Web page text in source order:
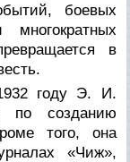
боевых
в
году Э. И.
по созданию
того, она
«Чиж»,